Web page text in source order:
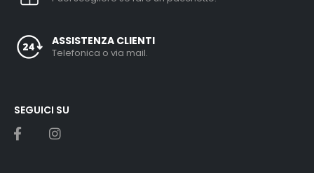
ASSISTENZA CLIENTI
Telefonica o via mail.
SEGUICI SU